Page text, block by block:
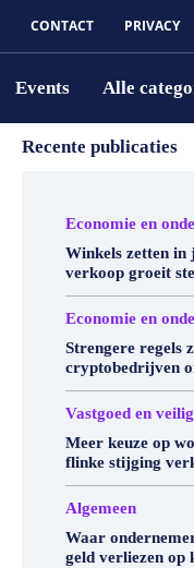
CONTACT PRIVACY
Events Alle
Recente publicaties
Economie en
Winkels zetten in
verkoop groeit
Economie en
Strengere regels
cryptobedrijven
Vastgoed en
Meer keuze op
flinke stijging
Algemeen
Waar
geld verliezen op